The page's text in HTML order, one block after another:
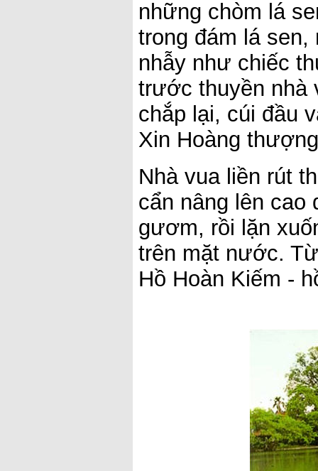
những chòm lá
trong đám lá
nhẫy như chiếc
trước thuyền nhà
chắp lại, cúi đầu
Xin Hoàng
Nhà vua liền rút
cẩn nâng lên cao
gươm, rồi lặn
trên mặt nước.
Hồ Hoàn Kiếm -